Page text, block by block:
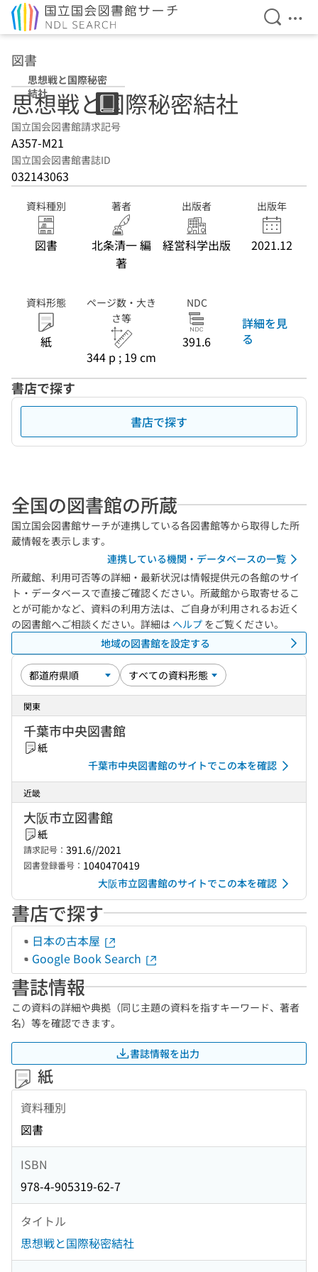
検索を
メ
図書
思想戦と国際秘密
結社
思想戦と国際秘密結社
国立国会図書館請求記号
A357-M21
国立国会図書館書誌ID
032143063
資料種別
図書
著者
北条清一 編
著
出版者
経営科学出版
出版年
2021.12
資料形態
紙
ページ数・大き
さ等
344 p ; 19 cm
NDC
391.6
詳細を見
る
書店で探す
書店で探す
全国の図書館の所蔵
国立国会図書館サーチが連携している各図書館等から取得した所
蔵情報を表示します。
連携している機関・データベースの一覧
所蔵館、利用可否等の詳細・最新状況は情報提供元の各館のサイ
ト・データベースで直接ご確認ください。所蔵館から取寄せるこ
とが可能かなど、資料の利用方法は、ご自身が利用されるお近く
の図書館へご相談ください。詳細は ヘルプ をご覧ください。
地域の図書館を設定する
関東
千葉市中央図書館
紙
千葉市中央図書館のサイトでこの本を確認
近畿
大阪市立図書館
紙
請求記号： 391.6//2021
図書登録番号： 1040470419
大阪市立図書館のサイトでこの本を確認
書店で探す
日本の古本屋
Google Book Search
書誌情報
この資料の詳細や典拠（同じ主題の資料を指すキーワード、著者
名）等を確認できます。
書誌情報を出力
紙
資料種別
図書
ISBN
978-4-905319-62-7
タイトル
思想戦と国際秘密結社